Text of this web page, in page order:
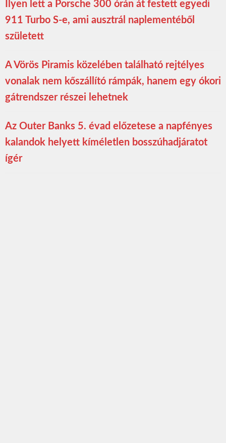
Ilyen lett a Porsche 300 órán át festett egyedi
911 Turbo S-e, ami ausztrál naplementéből
született
A Vörös Piramis közelében található rejtélyes
vonalak nem kőszállító rámpák, hanem egy ókori
gátrendszer részei lehetnek
Az Outer Banks 5. évad előzetese a napfényes
kalandok helyett kíméletlen bosszúhadjáratot
ígér